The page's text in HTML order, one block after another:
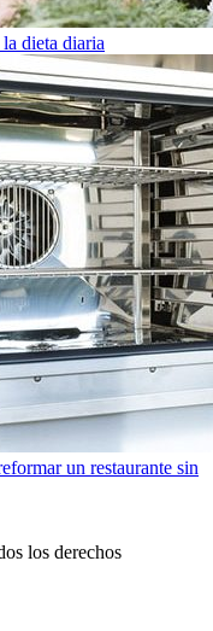
dieta diaria
un restaurante sin
los derechos